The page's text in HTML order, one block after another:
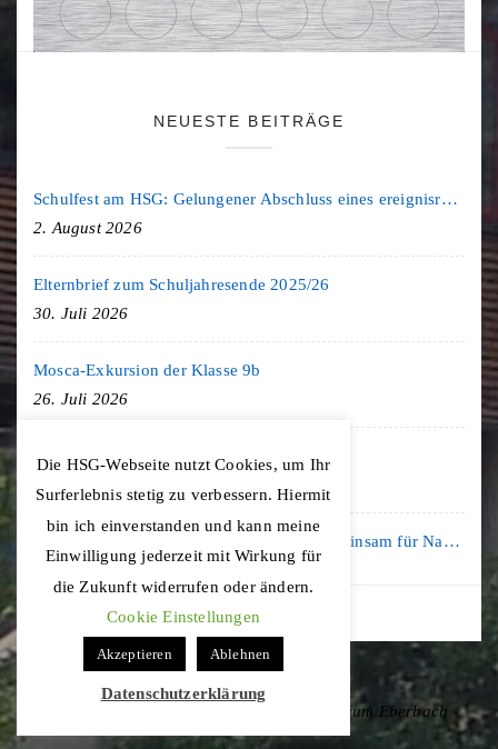
NEUESTE BEITRÄGE
Schulfest am HSG: Gelungener Abschluss eines ereignisreichen Schuljahres
2. August 2026
Elternbrief zum Schuljahresende 2025/26
30. Juli 2026
Mosca-Exkursion der Klasse 9b
26. Juli 2026
Freiburg-Exkursion des Geschichte LK
20. Juli 2026
Kooperation mit der KLIMA ARENA: Gemeinsam für Nachhaltigkeit und Klimaschutz
16. Juli 2026
Copyright © 2020 Hohenstaufen-Gymnasium Eberbach
Die HSG-Webseite nutzt Cookies, um Ihr
Surferlebnis stetig zu verbessern. Hiermit
bin ich einverstanden und kann meine
Einwilligung jederzeit mit Wirkung für
die Zukunft widerrufen oder ändern.
Cookie Einstellungen
Akzeptieren Ablehnen
Datenschutzerklärung